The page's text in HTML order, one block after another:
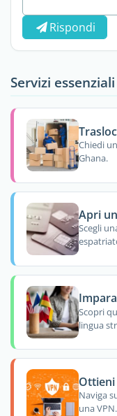
Rispondi
Servizi
Chiedi
Ghana.
Apri
Scegli
Scopri
lingua
Ottieni
Naviga
una VPN.